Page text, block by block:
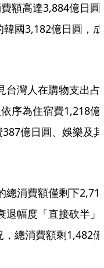
額高達3,884億日圓
國3,182億日圓，成
台灣人在購物支出占
序為住宿費1,218億
億日圓、娛樂及其
總消費額僅剩下
退幅度「直接砍半」
總消費額剩1,482億